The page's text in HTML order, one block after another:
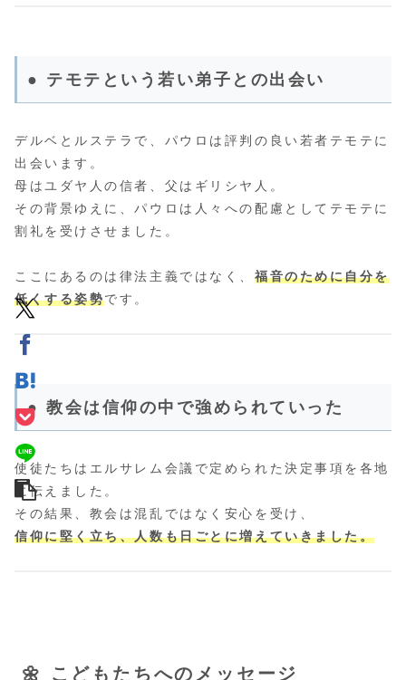
● テモテという若い弟子との出会い
デルベとルステラで、パウロは評判の良い若者テモテに
出会います。
母はユダヤ人の信者、父はギリシヤ人。
その背景ゆえに、パウロは人々への配慮としてテモテに
割礼を受けさせました。
ここにあるのは律法主義ではなく、 福音のために自分を
低くする姿勢です。
● 教会は信仰の中で強められていった
使徒たちはエルサレム会議で定められた決定事項を各地
に伝えました。
その結果、教会は混乱ではなく安心を受け、
信仰に堅く立ち、人数も日ごとに増えていきました。
🌼 こどもたちへのメッセージ